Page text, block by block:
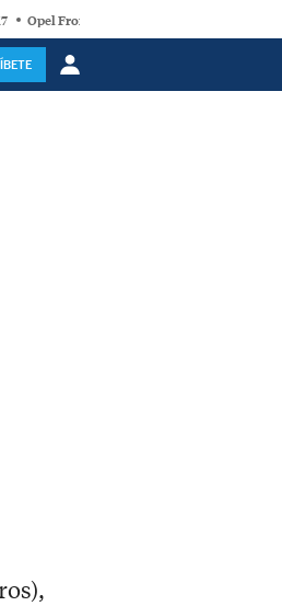
Opel Frontera Electric